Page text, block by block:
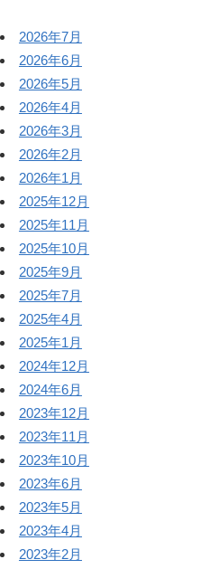
2026年7月
2026年6月
2026年5月
2026年4月
2026年3月
2026年2月
2026年1月
2025年12月
2025年11月
2025年10月
2025年9月
2025年7月
2025年4月
2025年1月
2024年12月
2024年6月
2023年12月
2023年11月
2023年10月
2023年6月
2023年5月
2023年4月
2023年2月